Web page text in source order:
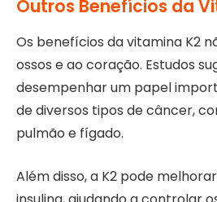
Outros Benefícios da
Os benefícios da vitamina K2
ossos e ao coração. Estudos
desempenhar um papel
de diversos tipos de câncer,
pulmão e fígado.
Além disso, a K2 pode